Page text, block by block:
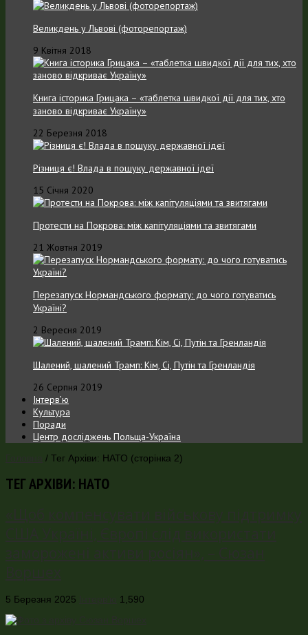
Великдень у Львові (фоторепортаж)
9 Квітня 2018
Книга історика Грицака – «таблетка швидкої дії для тих, хто
заново відкриває Україну»
22 Березня 2018
Різниця є! Влада в пошуку державної ідеї
15 Січня 2020
Протести на Покрова: між капітуляціями та звитягами
21 Жовтня 2019
Перезапуск Нормандського формату: до чого готуватись
Україні?
2 Вересня 2019
Шалений, шалений Трамп: Кім, Сі, Путін та Гренландія
26 Серпня 2019
Інтерв’ю
Культура
Поради
Центр досліджень Польща-Україна
/ Тег Архіви: НАТО (сторінка 2)
ТЕГ АРХІВИ: НАТО
5 Березня 2025 1,590